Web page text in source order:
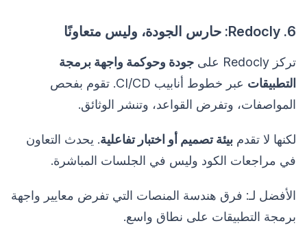
6. Redocly: حارس الجودة، وليس متعاونًا
تركز Redocly على
جودة وحوكمة واجهة برمجة
التطبيقات
عبر خطوط أنابيب CI/CD. تقوم بفحص
المواصفات، وتفرض القواعد، وتنشر الوثائق.
لكنها لا تقدم بيئة تصميم أو اختبار تفاعلية. يحدث التعاون
في مراجعات الكود وليس في الجلسات المباشرة.
الأفضل لـ: فرق هندسة المنصات التي تفرض معايير واجهة
برمجة التطبيقات على نطاق واسع.